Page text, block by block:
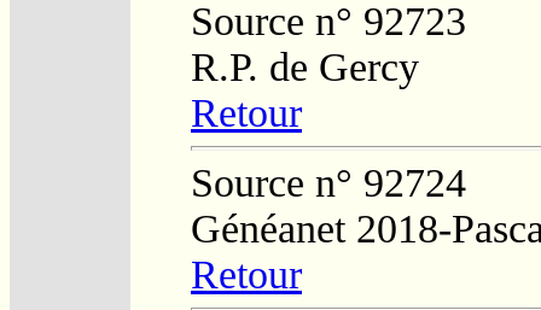
Source n° 92723
R.P. de Gercy
Retour
Source n° 92724
Généanet 2018-
Retour